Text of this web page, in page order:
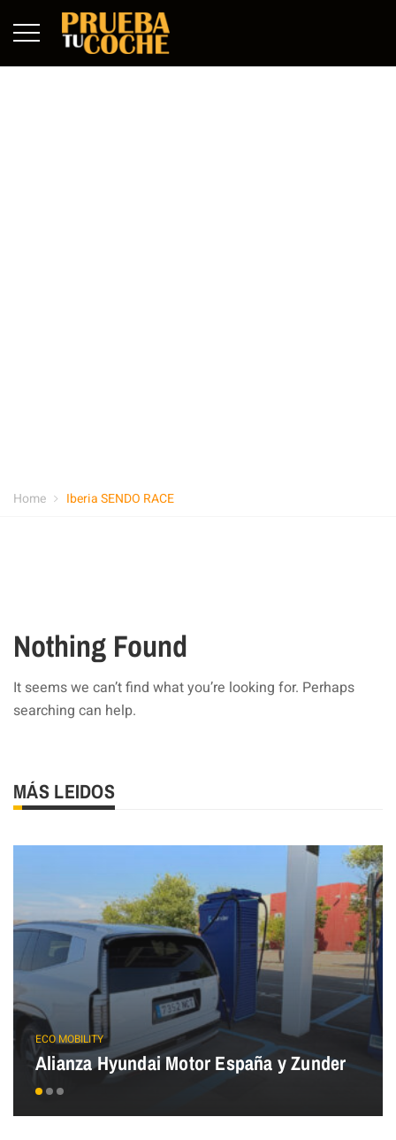
Home Iberia SENDO RACE
Nothing Found
It seems we can’t find what you’re looking for. Perhaps
searching can help.
MÁS LEIDOS
ECO MOBILITY
Alianza Hyundai Motor España y Zunder